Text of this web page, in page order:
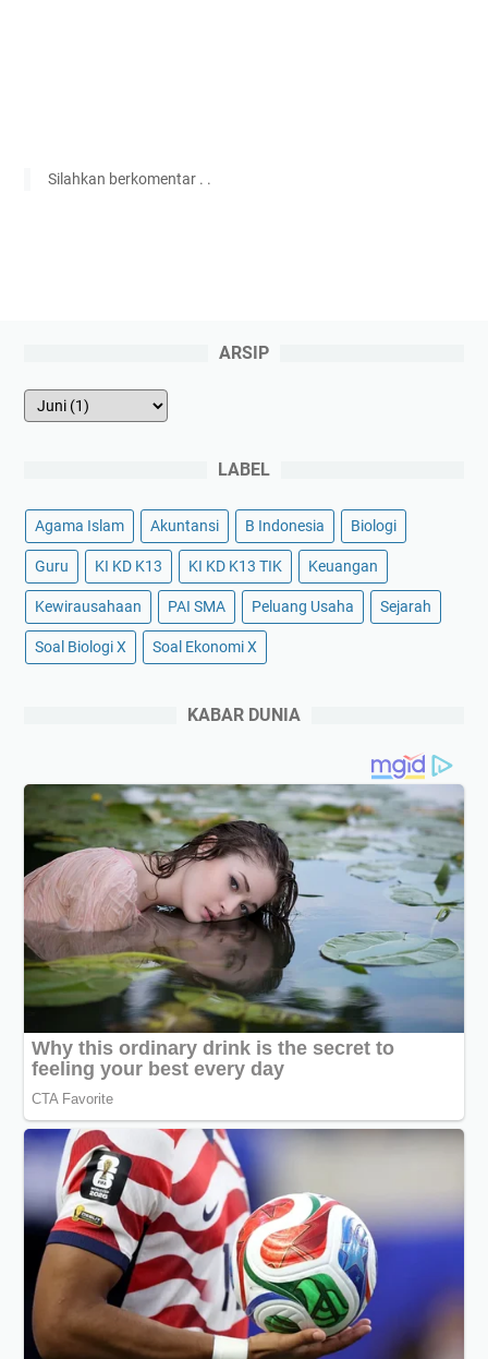
Silahkan berkomentar . .
ARSIP
LABEL
Agama Islam Akuntansi B Indonesia Biologi
Guru KI KD K13 KI KD K13 TIK Keuangan
Kewirausahaan PAI SMA Peluang Usaha Sejarah
Soal Biologi X Soal Ekonomi X
KABAR DUNIA